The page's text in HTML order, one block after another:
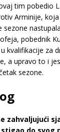
tim pobedio
Arminije,
sezone
pobednik
kvalifikacije za
a upravo to i
sezone.
zahvaljujući